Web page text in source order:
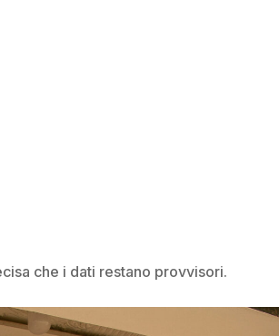
che i dati restano provvisori.